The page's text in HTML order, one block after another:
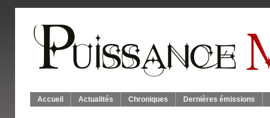
Accueil Actualités Chroniques Dernières émissions